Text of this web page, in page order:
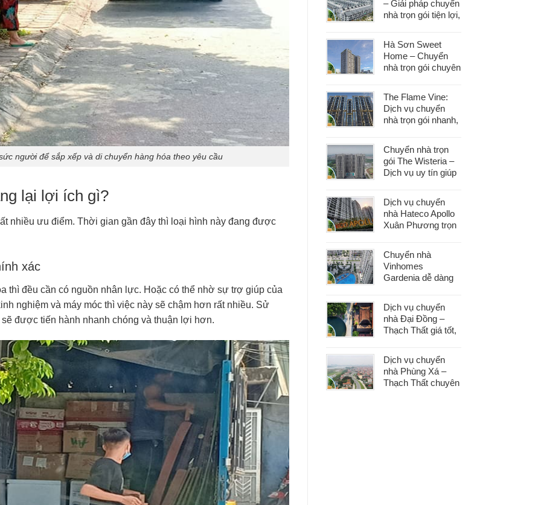
người để sắp xếp và di chuyển hàng hóa theo yêu cầu
lại lợi ích gì?
nhiều ưu điểm. Thời gian gần đây thì loại hình này đang được
xác
thì đều cần có nguồn nhân lực. Hoặc có thể nhờ sự trợ giúp của
nghiệm và máy móc thì việc này sẽ chậm hơn rất nhiều. Sử
được tiến hành nhanh chóng và thuận lợi hơn.
– Giải pháp chuyển
nhà trọn gói tiện lợi,
Hà Sơn Sweet
Home – Chuyển
nhà trọn gói chuyên
khâu
The Flame Vine:
Dịch vụ chuyển
nhà trọn gói nhanh,
Chuyển nhà trọn
gói The Wisteria –
Dịch vụ uy tín giúp
phát sinh
Dịch vụ chuyển
nhà Hateco Apollo
Xuân Phương trọn
Chuyển nhà
Vinhomes
Gardenia dễ dàng
phát sinh chi phí
Dịch vụ chuyển
nhà Đại Đồng –
Thạch Thất giá tốt,
chuyển nhà
Dịch vụ chuyển
nhà Phùng Xá –
Thạch Thất chuyên